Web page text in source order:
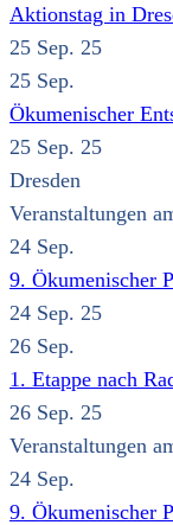
Aktionstag in
25 Sep. 25
25 Sep.
Ökumenischer
25 Sep. 25
Dresden
Veranstaltungen
24 Sep.
9. Ökumenischer
24 Sep. 25
26 Sep.
1. Etappe nach
26 Sep. 25
Veranstaltungen
24 Sep.
9. Ökumenischer